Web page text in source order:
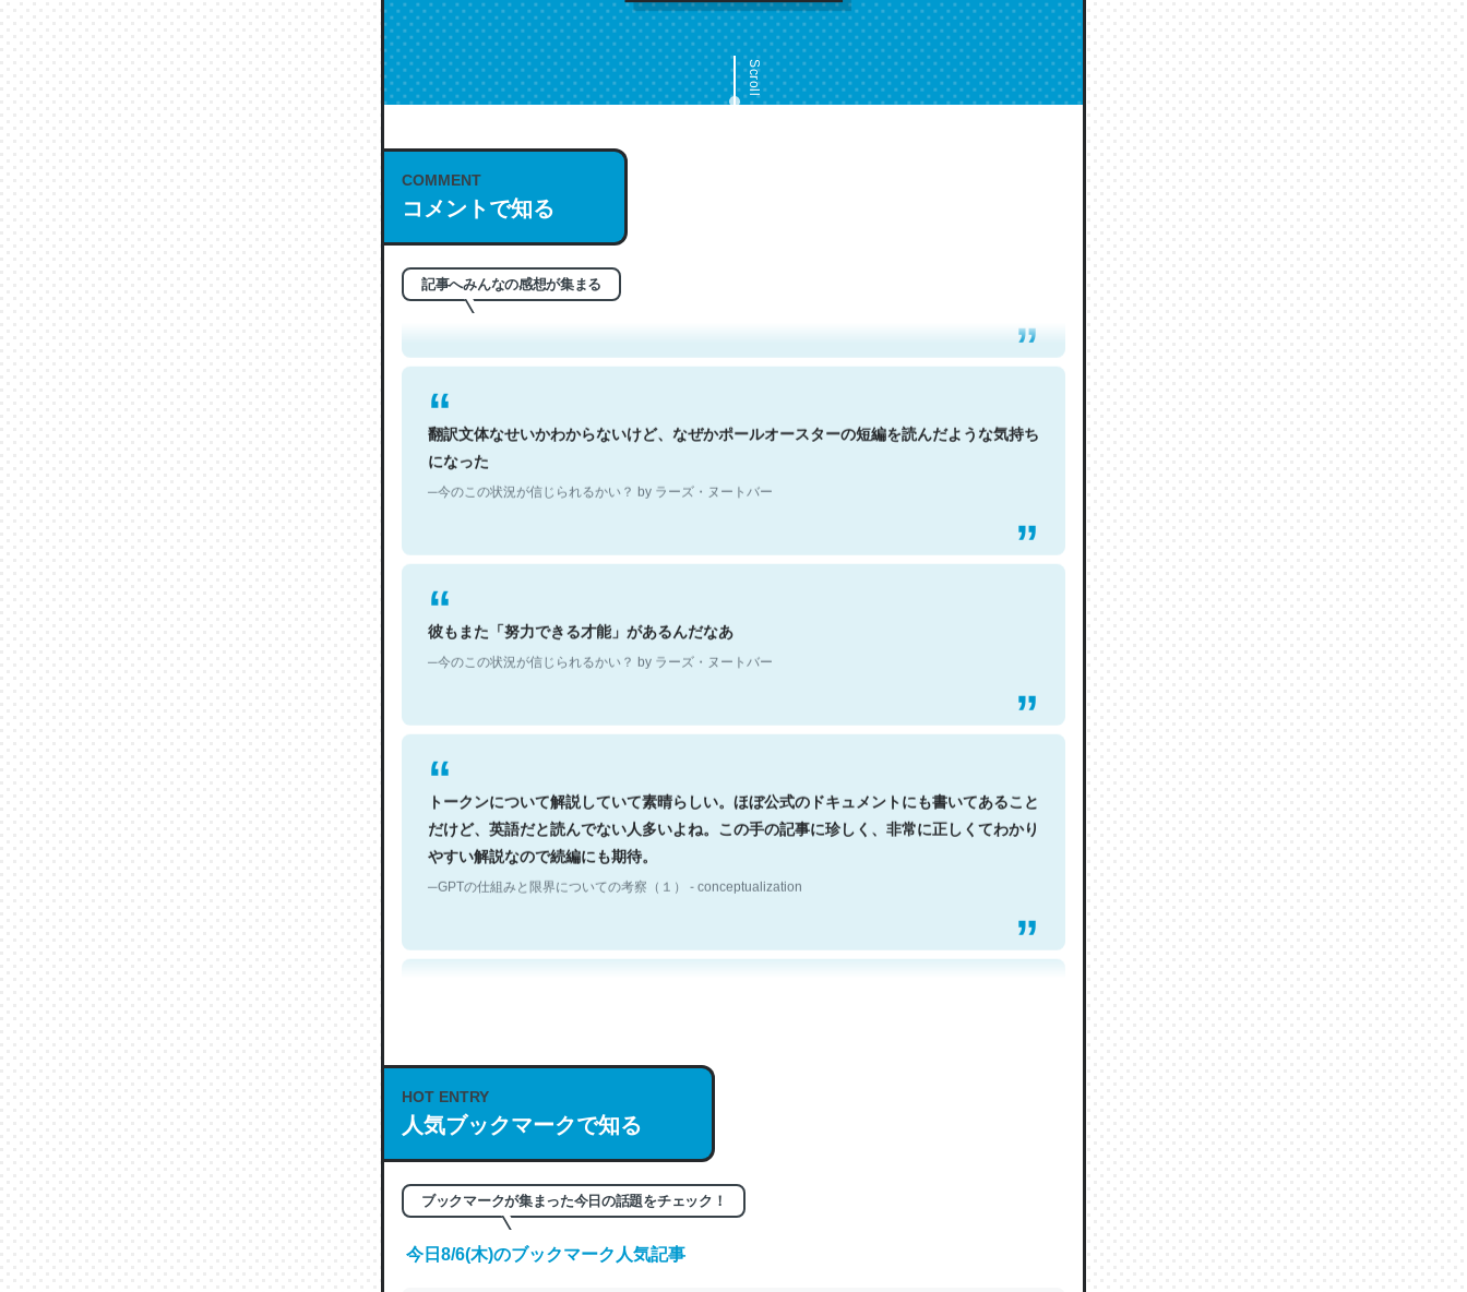
Scroll
COMMENT
コメントで知る
記事へみんなの感想が集まる
これは名文。彼はとてもクレバーなんだろうなと凄く思う。英語少しでも読める人は原文
もお勧め。自分はこの流れ好き。Let’s Fucking Go. Then Covid hit. Shit.
─今のこの状況が信じられるかい？ by ラーズ・ヌートバー
翻訳文体なせいかわからないけど、なぜかポールオースターの短編を読んだような気持ち
になった
─今のこの状況が信じられるかい？ by ラーズ・ヌートバー
彼もまた「努力できる才能」があるんだなあ
─今のこの状況が信じられるかい？ by ラーズ・ヌートバー
トークンについて解説していて素晴らしい。ほぼ公式のドキュメントにも書いてあること
だけど、英語だと読んでない人多いよね。この手の記事に珍しく、非常に正しくてわかり
やすい解説なので続編にも期待。
─GPTの仕組みと限界についての考察（１） - conceptualization
これは良記事。32768トークンだと英語小説100ページ分くらい。小説でいう「ずっと前
の伏線」は回収されないけど、短期記憶というには多い分量。進化すればするほど分かり
やすく強くなりそう
HOT ENTRY
人気ブックマークで知る
ブックマークが集まった今日の話題をチェック！
今日8/6(木)のブックマーク人気記事